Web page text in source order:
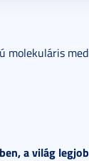
molekuláris
a világ